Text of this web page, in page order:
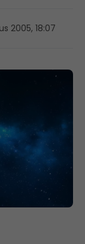
2005, 18:07